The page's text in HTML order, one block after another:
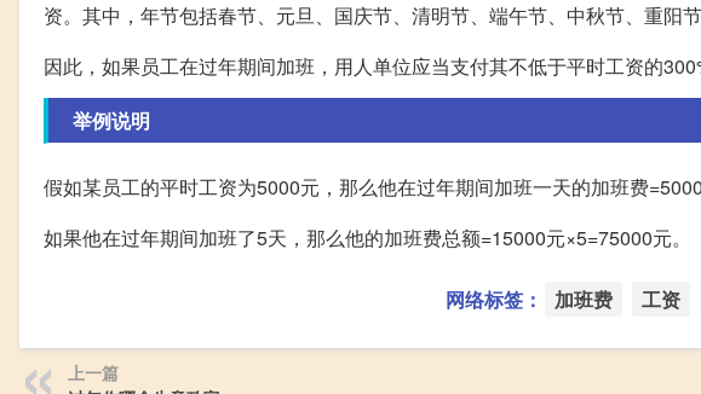
资。其中，年节包括春节、元旦、国庆节、清明节、端午节、中秋节、重阳节
因此，如果员工在过年期间加班，用人单位应当支付其不低于平时工资的
举例说明
假如某员工的平时工资为5000元，那么他在过年期间加班一天的加班费
如果他在过年期间加班了5天，那么他的加班费总额=15000元×5=75000元。
网络标签： 加班费 工资
上一篇